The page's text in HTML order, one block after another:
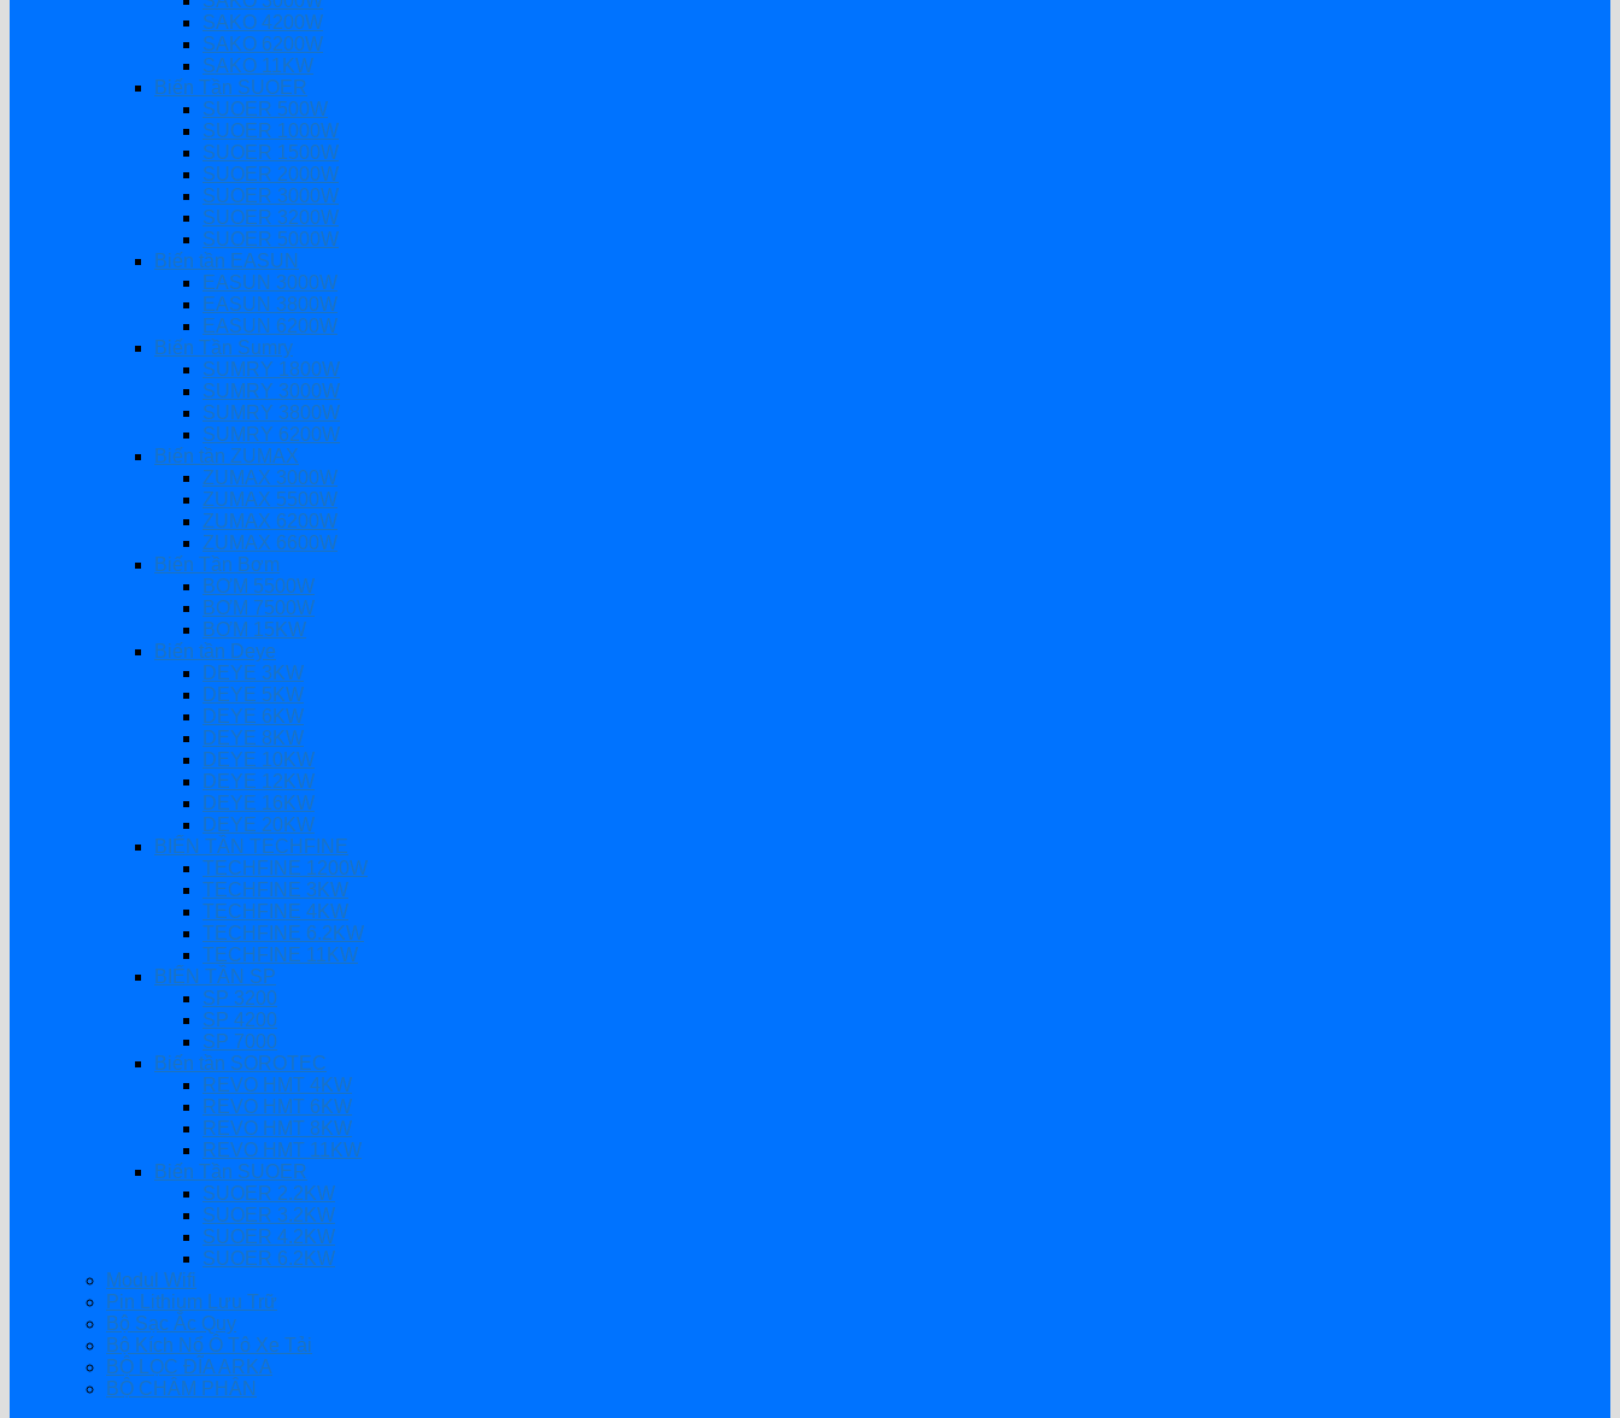
SAKO 4200W
SAKO 6200W
SAKO 11KW
Biến Tần SUOER
SUOER 500W
SUOER 1000W
SUOER 1500W
SUOER 2000W
SUOER 3000W
SUOER 3200W
SUOER 5000W
Biến tần EASUN
EASUN 3000W
EASUN 3800W
EASUN 6200W
Biến Tần Sumry
SUMRY 1800W
SUMRY 3000W
SUMRY 3800W
SUMRY 6200W
Biến tần ZUMAX
ZUMAX 3000W
ZUMAX 5500W
ZUMAX 6200W
ZUMAX 6600W
Biến Tần Bơm
BƠM 5500W
BƠM 7500W
BƠM 15KW
Biến tần Deye
DEYE 3KW
DEYE 5KW
DEYE 6KW
DEYE 8KW
DEYE 10KW
DEYE 12KW
DEYE 16KW
DEYE 20KW
BIẾN TẦN TECHFINE
TECHFINE 1200W
TECHFINE 3KW
TECHFINE 4KW
TECHFINE 6.2KW
TECHFINE 11KW
BIẾN TẦN SP
SP 3200
SP 4200
SP 7000
Biến tần SOROTEC
REVO HMT 4KW
REVO HMT 6KW
REVO HMT 8KW
REVO HMT 11KW
Biến Tần SUOER
SUOER 2.2KW
SUOER 3.2KW
SUOER 4.2KW
SUOER 6.2KW
Modul Wifi
Pin Lithium Lưu Trữ
Bộ Sạc Ắc Quy
Bộ Kích Nổ Ô Tô Xe Tải
BỘ LỌC ĐĨA ARKA
BỘ CHÂM PHÂN